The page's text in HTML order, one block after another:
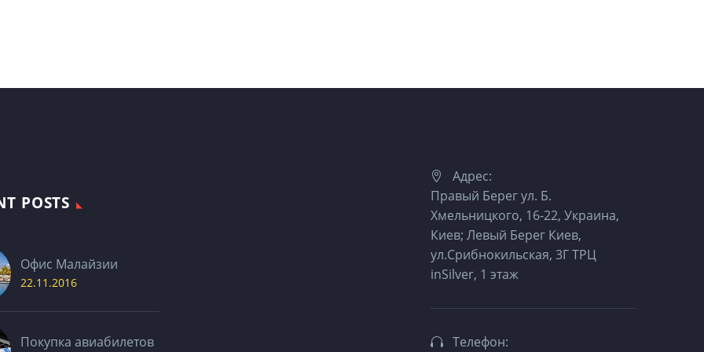
POSTS
Офис Малайзии
22.11.2016
Покупка авиабилетов
Адрес:
Правый Берег ул. Б.
Хмельницкого, 16-22, Украина,
Киев; Левый Берег Киев,
ул.Срибнокильская, 3Г ТРЦ
inSilver, 1 этаж
Телефон: